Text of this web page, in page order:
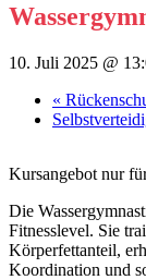
10. Juli 2025 @
«
Kursangebot nur
Die
Fitnesslevel. Sie
Körperfettanteil,
Koordination und